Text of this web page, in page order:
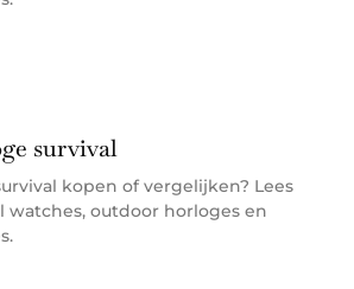
survival
kopen of vergelijken? Lees
watches, outdoor horloges en